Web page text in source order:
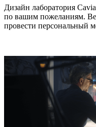
Дизайн лаборатория
по вашим пожеланиям.
провести персональный